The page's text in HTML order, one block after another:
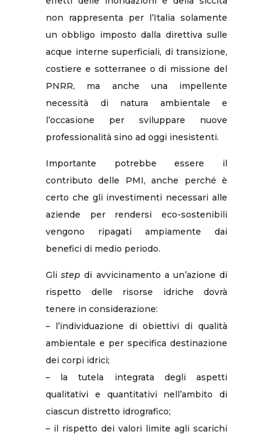
non rappresenta per l’Italia solamente
un obbligo imposto dalla direttiva sulle
acque interne superficiali, di transizione,
costiere e sotterranee o di missione del
PNRR, ma anche una impellente
necessità di natura ambientale e
l’occasione per sviluppare nuove
professionalità sino ad oggi inesistenti.
Importante potrebbe essere il
contributo delle PMI, anche perché è
certo che gli investimenti necessari alle
aziende per rendersi eco-sostenibili
vengono ripagati ampiamente dai
benefici di medio periodo.
Glistep di avvicinamento a un’azione di
rispetto delle risorse idriche dovrà
tenere in considerazione:
– l’individuazione di obiettivi di qualità
ambientale e per specifica destinazione
dei corpi idrici;
– la tutela integrata degli aspetti
qualitativi e quantitativi nell’ambito di
ciascun distretto idrografico;
– il rispetto dei valori limite agli scarichi